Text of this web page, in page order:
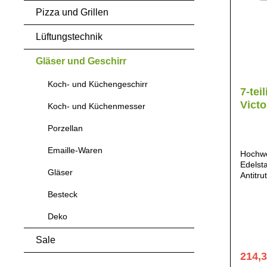
Pizza und Grillen
Lüftungstechnik
Gläser und Geschirr
Koch- und Küchengeschirr
Koch- und Küchenmesser
Porzellan
Emaille-Waren
Gläser
Besteck
Deko
Sale
7-